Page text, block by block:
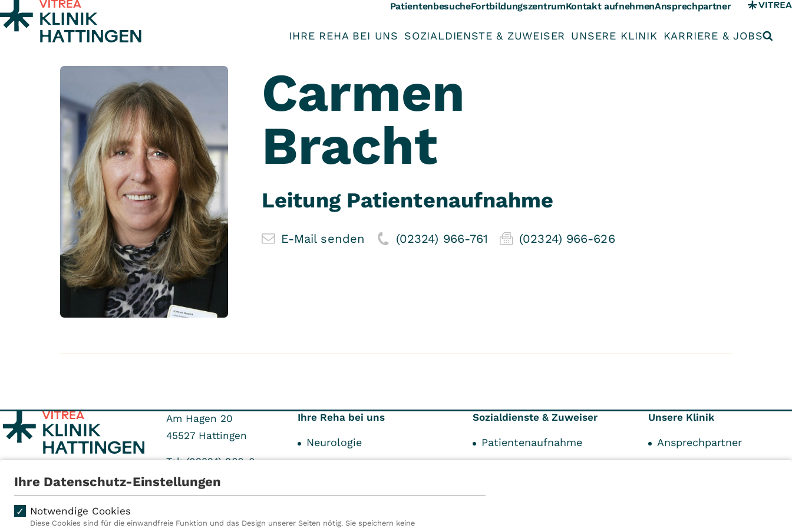
Zum Inhalt springen PatientenbesucheFortbildungszentrumKontakt aufnehmenAnsprechpartner
IHRE REHA BEI UNS SOZIALDIENSTE & ZUWEISER UNSERE KLINIK KARRIERE & JOBS
Carmen
Bracht
Leitung Patientenaufnahme
E-Mail senden (02324) 966-761 (02324) 966-626
Am Hagen 20
45527 Hattingen
Tel: (02324) 966-0
Fax: (02324) 966-716
Ihre Reha bei uns
Neurologie
Sozialdienste & Zuweiser
Patientenaufnahme
Unsere Klinik
Ansprechpartner
Ihre Datenschutz-Einstellungen
Notwendige Cookies
Diese Cookies sind für die einwandfreie Funktion und das Design unserer Seiten nötig. Sie speichern keine